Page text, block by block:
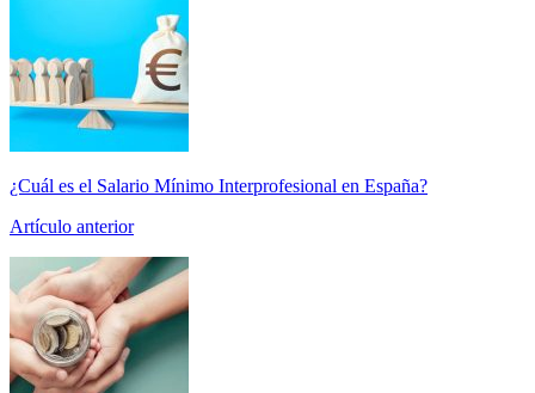
¿Cuál es el Salario Mínimo Interprofesional en España?
Artículo anterior